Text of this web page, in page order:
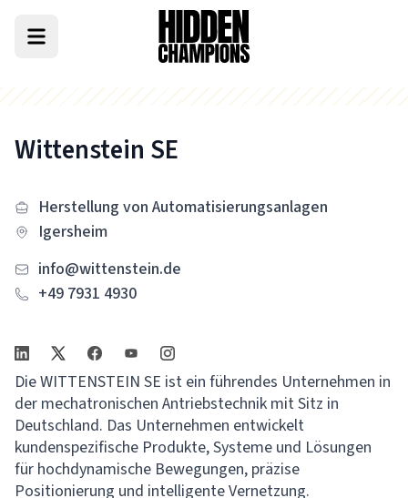
Wittenstein SE
Herstellung von Automatisierungsanlagen
Igersheim
info@wittenstein.de
+49 7931 4930
Die WITTENSTEIN SE ist ein führendes Unternehmen in
der mechatronischen Antriebstechnik mit Sitz in
Deutschland. Das Unternehmen entwickelt
kundenspezifische Produkte, Systeme und Lösungen
für hochdynamische Bewegungen, präzise
Positionierung und intelligente Vernetzung.